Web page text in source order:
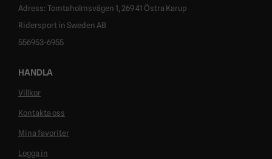
Adress: Tomtaholmsvägen 1, 269 41 Östra Karup
Ridersport in Sweden AB
556953-6955
HANDLA
Villkor
Kontakta oss
Mina favoriter
Logga in